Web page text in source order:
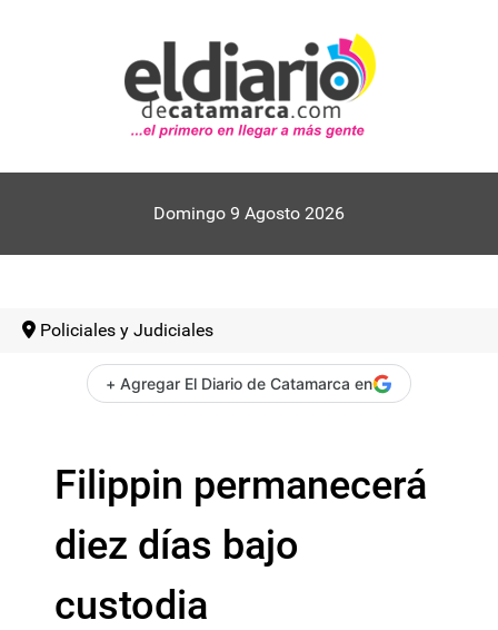
Domingo 9 Agosto 2026
Policiales y Judiciales
+ Agregar El Diario de Catamarca en
Filippin permanecerá
diez días bajo
custodia